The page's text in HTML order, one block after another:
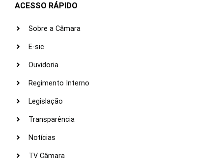
ACESSO RÁPIDO
Sobre a Câmara
E-sic
Ouvidoria
Regimento Interno
Legislação
Transparência
Notícias
TV Câmara